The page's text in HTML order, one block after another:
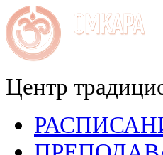
Центр